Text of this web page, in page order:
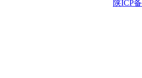
陕ICP